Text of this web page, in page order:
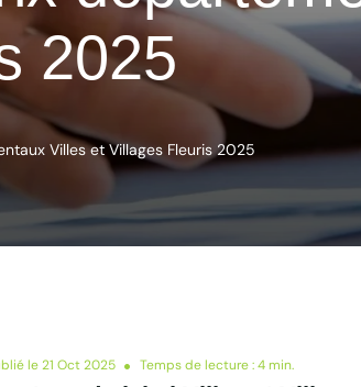
2025
Villes et Villages Fleuris 2025
le 21 Oct 2025 Temps de lecture : 4 min.